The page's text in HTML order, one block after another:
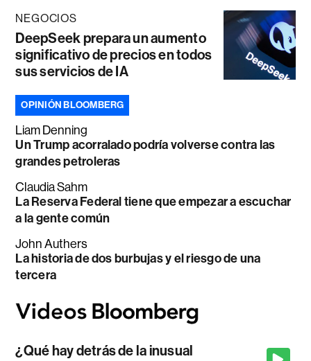
NEGOCIOS
DeepSeek prepara un aumento
significativo de precios en todos
sus servicios de IA
OPINIÓN BLOOMBERG
Liam Denning
Un Trump acorralado podría volverse contra las
grandes petroleras
Claudia Sahm
La Reserva Federal tiene que empezar a escuchar
a la gente común
John Authers
La historia de dos burbujas y el riesgo de una
tercera
¿Qué hay detrás de la inusual